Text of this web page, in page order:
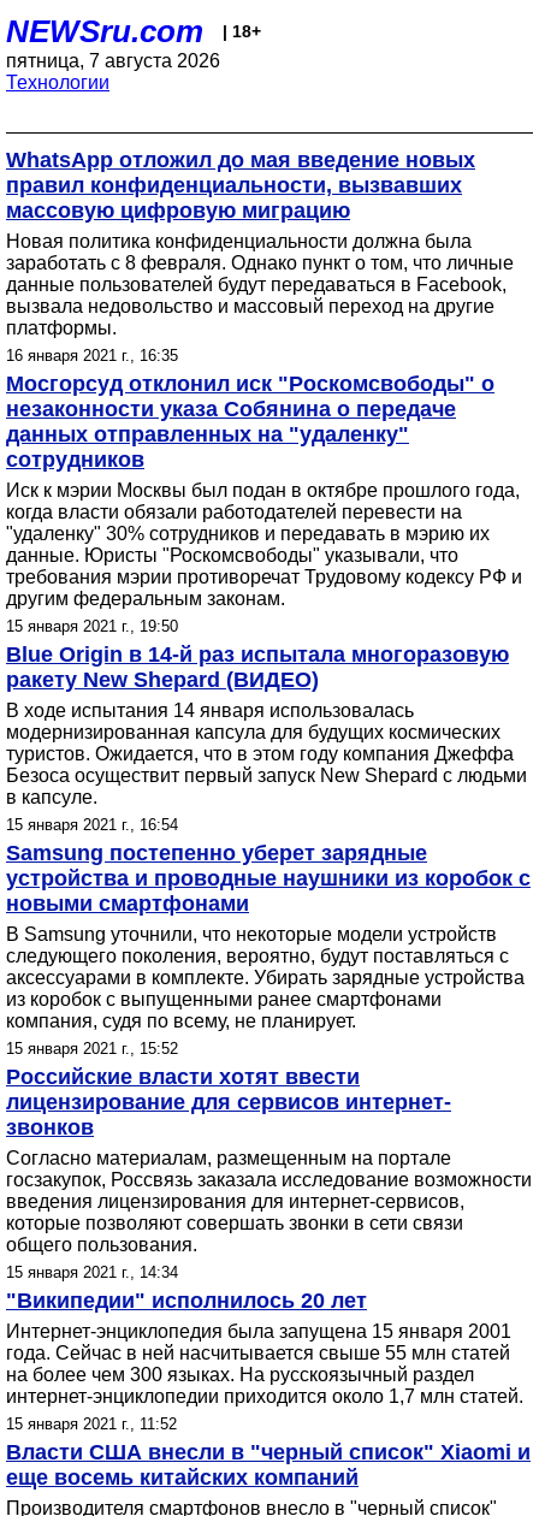
NEWSru.com | 18+
пятница, 7 августа 2026
Технологии
WhatsApp отложил до мая введение новых
правил конфиденциальности, вызвавших
массовую цифровую миграцию
Новая политика конфиденциальности должна была
заработать с 8 февраля. Однако пункт о том, что личные
данные пользователей будут передаваться в Facebook,
вызвала недовольство и массовый переход на другие
платформы.
16 января 2021 г., 16:35
Мосгорсуд отклонил иск "Роскомсвободы" о
незаконности указа Собянина о передаче
данных отправленных на "удаленку"
сотрудников
Иск к мэрии Москвы был подан в октябре прошлого года,
когда власти обязали работодателей перевести на
"удаленку" 30% сотрудников и передавать в мэрию их
данные. Юристы "Роскомсвободы" указывали, что
требования мэрии противоречат Трудовому кодексу РФ и
другим федеральным законам.
15 января 2021 г., 19:50
Blue Origin в 14-й раз испытала многоразовую
ракету New Shepard (ВИДЕО)
В ходе испытания 14 января использовалась
модернизированная капсула для будущих космических
туристов. Ожидается, что в этом году компания Джеффа
Безоса осуществит первый запуск New Shepard с людьми
в капсуле.
15 января 2021 г., 16:54
Samsung постепенно уберет зарядные
устройства и проводные наушники из коробок с
новыми смартфонами
В Samsung уточнили, что некоторые модели устройств
следующего поколения, вероятно, будут поставляться с
аксессуарами в комплекте. Убирать зарядные устройства
из коробок с выпущенными ранее смартфонами
компания, судя по всему, не планирует.
15 января 2021 г., 15:52
Российские власти хотят ввести
лицензирование для сервисов интернет-
звонков
Согласно материалам, размещенным на портале
госзакупок, Россвязь заказала исследование возможности
введения лицензирования для интернет-сервисов,
которые позволяют совершать звонки в сети связи
общего пользования.
15 января 2021 г., 14:34
"Википедии" исполнилось 20 лет
Интернет-энциклопедия была запущена 15 января 2001
года. Сейчас в ней насчитывается свыше 55 млн статей
на более чем 300 языках. На русскоязычный раздел
интернет-энциклопедии приходится около 1,7 млн статей.
15 января 2021 г., 11:52
Власти США внесли в "черный список" Xiaomi и
еще восемь китайских компаний
Производителя смартфонов внесло в "черный список"